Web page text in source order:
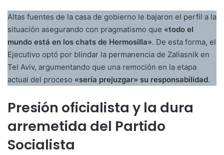
Altas fuentes de la casa de gobierno le bajaron el perfil a la
situación asegurando con pragmatismo que «todo el
mundo está en los chats de Hermosilla». De esta forma, el
Ejecutivo optó por blindar la permanencia de Zaliasnik en
Tel Aviv, argumentando que una remoción en la etapa
actual del proceso «sería prejuzgar» su responsabilidad.
Presión oficialista y la dura
arremetida del Partido
Socialista